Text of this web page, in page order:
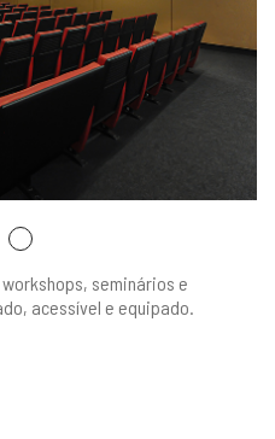
seminários e
acessível e equipado.